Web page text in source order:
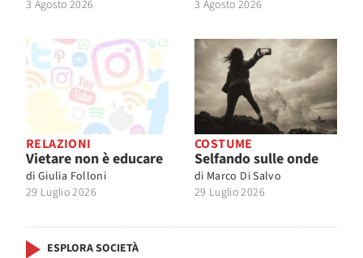
3 Agosto 2026
3 Agosto 2026
RELAZIONI
Vietare non è educare
di Giulia Folloni
29 Luglio 2026
COSTUME
Selfando sulle onde
di Marco Di Salvo
29 Luglio 2026
ESPLORA SOCIETÀ